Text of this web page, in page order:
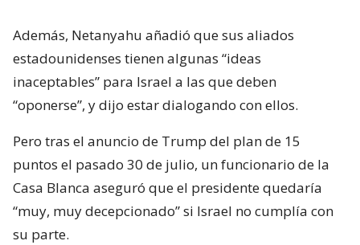
Además, Netanyahu añadió que sus aliados
estadounidenses tienen algunas “ideas
inaceptables” para Israel a las que deben
“oponerse”, y dijo estar dialogando con ellos.
Pero tras el anuncio de Trump del plan de 15
puntos el pasado 30 de julio, un funcionario de la
Casa Blanca aseguró que el presidente quedaría
“muy, muy decepcionado” si Israel no cumplía con
su parte.